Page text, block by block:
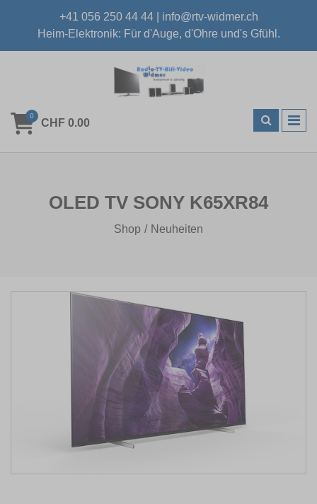
+41 056 250 44 44| info@rtv-widmer.ch
Heim-Elektronik: Für d'Auge, d'Ohre und's Gfühl.
0
CHF 0.00
OLED TV SONY K65XR84
Shop Neuheiten